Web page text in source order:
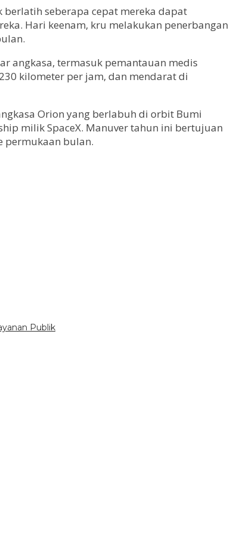
seberapa cepat mereka dapat
Hari keenam, kru melakukan penerbangan
angkasa, termasuk pemantauan medis
kilometer per jam, dan mendarat di
Orion yang berlabuh di orbit Bumi
milik SpaceX. Manuver tahun ini bertujuan
permukaan bulan.
Publik